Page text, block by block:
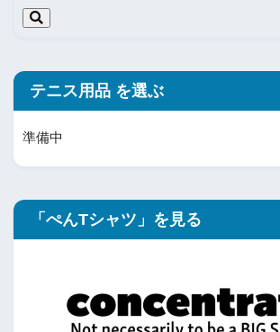
テニス用品 を選ぶ
準備中
「ぺんTシャツ」を見る